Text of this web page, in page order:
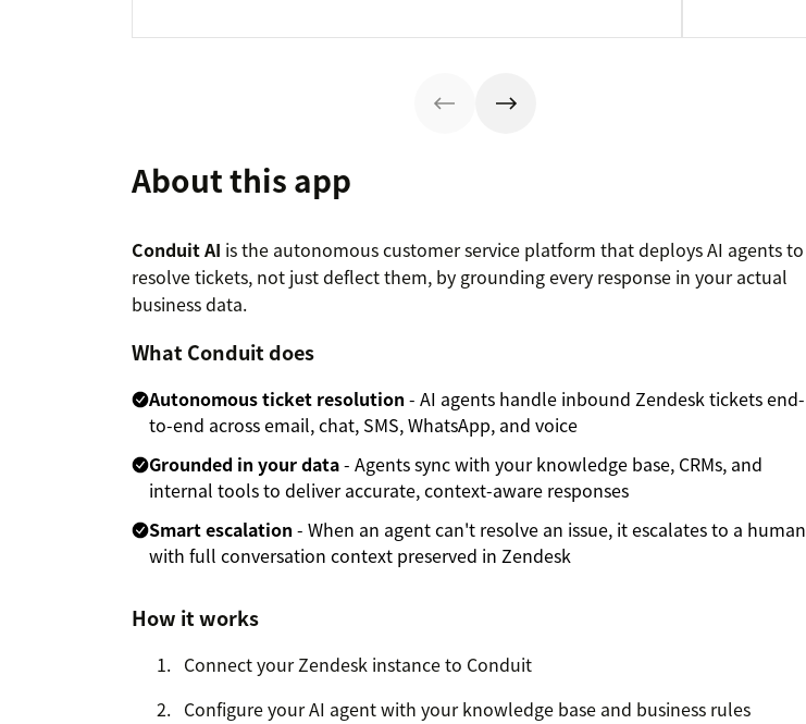
About this app
Conduit AI is the autonomous customer service platform that deploys AI agents to
resolve tickets, not just deflect them, by grounding every response in your actual
business data.
What Conduit does
Autonomous ticket resolution - AI agents handle inbound Zendesk tickets end-
to-end across email, chat, SMS, WhatsApp, and voice
Grounded in your data- Agents sync with your knowledge base, CRMs, and
internal tools to deliver accurate, context-aware responses
Smart escalation - When an agent can't resolve an issue, it escalates to a human
with full conversation context preserved in Zendesk
How it works
Connect your Zendesk instance to Conduit
Configure your AI agent with your knowledge base and business rules